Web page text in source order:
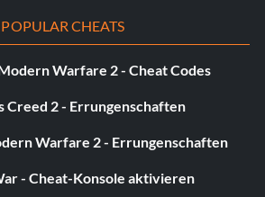
POPULAR CHEATS
Warfare 2 - Cheat Codes
Creed 2 - Errungenschaften
Warfare 2 - Errungenschaften
- Cheat-Konsole aktivieren